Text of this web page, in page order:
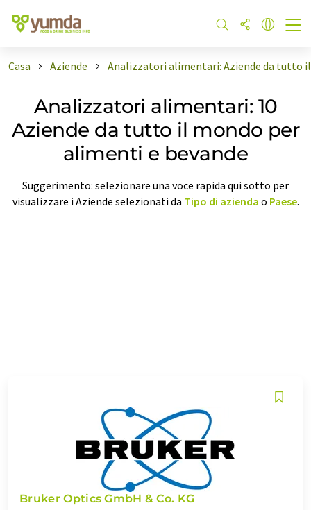
Casa Aziende Analizzatori alimentari: Aziende da tutto
Analizzatori alimentari: 10
Aziende da tutto il mondo per
alimenti e bevande
Suggerimento: selezionare una voce rapida qui sotto per
visualizzare i Aziende selezionati da Tipo di azienda o Paese.
Bruker Optics GmbH & Co. KG